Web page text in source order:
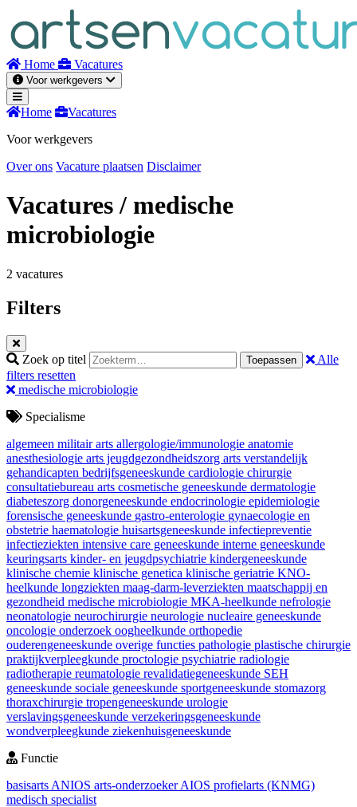
inhoud
Home Vacatures
Voor werkgevers
Home
Vacatures
Voor werkgevers
Over ons Vacature plaatsen Disclaimer
Vacatures/ medische
microbiologie
2 vacatures
Filters
Zoek op titel Toepassen
Alle
filters resetten
medische microbiologie
Specialisme
algemeen militair arts allergologie/immunologie anatomie
anesthesiologie arts jeugdgezondheidszorg arts verstandelijk
gehandicapten bedrijfsgeneeskunde cardiologie chirurgie
consultatiebureau arts cosmetische geneeskunde dermatologie
diabeteszorg donorgeneeskunde endocrinologie epidemiologie
forensische geneeskunde gastro-enterologie gynaecologie en
obstetrie haematologie huisartsgeneeskunde infectiepreventie
infectieziekten intensive care geneeskunde interne geneeskunde
keuringsarts kinder- en jeugdpsychiatrie kindergeneeskunde
klinische chemie klinische genetica klinische geriatrie KNO-
heelkunde longziekten maag-darm-leverziekten maatschappij en
gezondheid medische microbiologie MKA-heelkunde nefrologie
neonatologie neurochirurgie neurologie nucleaire geneeskunde
oncologie onderzoek oogheelkunde orthopedie
ouderengeneeskunde overige functies pathologie plastische chirurgie
praktijkverpleegkunde proctologie psychiatrie radiologie
radiotherapie reumatologie revalidatiegeneeskunde SEH
geneeskunde sociale geneeskunde sportgeneeskunde stomazorg
thoraxchirurgie tropengeneeskunde urologie
verslavingsgeneeskunde verzekeringsgeneeskunde
wondverpleegkunde ziekenhuisgeneeskunde
Functie
basisarts ANIOS arts-onderzoekerAIOS profielarts (KNMG)
medisch specialist